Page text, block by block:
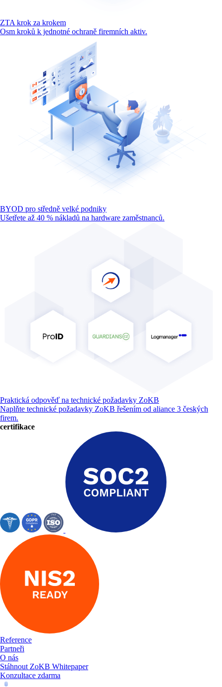
ZTA krok za krokem
Osm kroků k jednotné ochraně firemních aktiv.
BYOD pro středně velké podniky
Ušetřete až 40 % nákladů na hardware zaměstnanců.
Praktická odpověď na technické požadavky ZoKB
Naplňte technické požadavky ZoKB řešením od aliance 3 českých
firem.
certifikace
Reference
Partneři
O nás
Stáhnout ZoKB Whitepaper
Konzultace zdarma